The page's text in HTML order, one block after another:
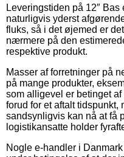
Leveringstiden på 12″
naturligvis yderst
fluks, så i det øjemed er
nærmere på den
respektive produkt.
Masser af forretninger på
på mange produkter,
som alligevel er betinget
forud for et aftalt tidspunkt,
sandsynligvis kan nå at få
logistikansatte holder
Nogle e-handler i